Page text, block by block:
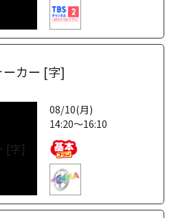
ーカー [字]
08/10(月)
14:20～16:10